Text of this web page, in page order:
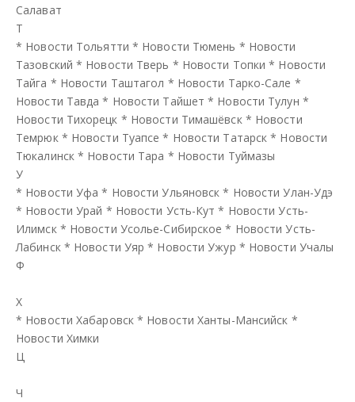
Салават
Т
* Новости Тольятти * Новости Тюмень * Новости
Тазовский * Новости Тверь * Новости Топки * Новости
Тайга * Новости Таштагол * Новости Тарко-Сале *
Новости Тавда * Новости Тайшет * Новости Тулун *
Новости Тихорецк * Новости Тимашёвск * Новости
Темрюк * Новости Туапсе * Новости Татарск * Новости
Тюкалинск * Новости Тара * Новости Туймазы
У
* Новости Уфа * Новости Ульяновск * Новости Улан-Удэ
* Новости Урай * Новости Усть-Кут * Новости Усть-
Илимск * Новости Усолье-Сибирское * Новости Усть-
Лабинск * Новости Уяр * Новости Ужур * Новости Учалы
Ф
Х
* Новости Хабаровск * Новости Ханты-Мансийск *
Новости Химки
Ц
Ч